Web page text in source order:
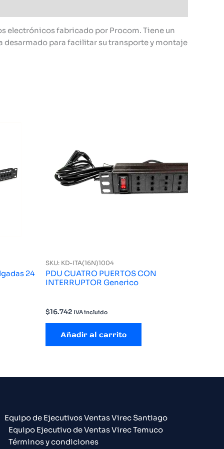
electrónicos fabricado por Procom. Tiene un
desarmado para facilitar su transporte y montaje
24
SKU: KD-ITA(16N)1004
PDU CUATRO PUERTOS CON
INTERRUPTOR Generico
$16.742 IVA incluido
Añadir al carrito
Equipo de Ejecutivos Ventas Virec Santiago
Equipo Ejecutivo de Ventas Virec Temuco
Términos y condiciones